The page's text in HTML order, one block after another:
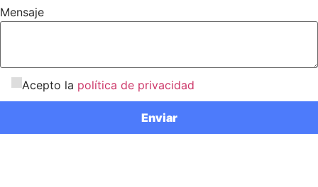
Mensaje
Acepto la política de privacidad